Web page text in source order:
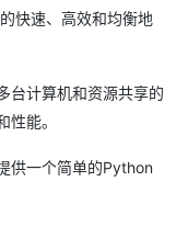
快速、高效和均衡地
台计算机和资源共享的
能。
供一个简单的Python